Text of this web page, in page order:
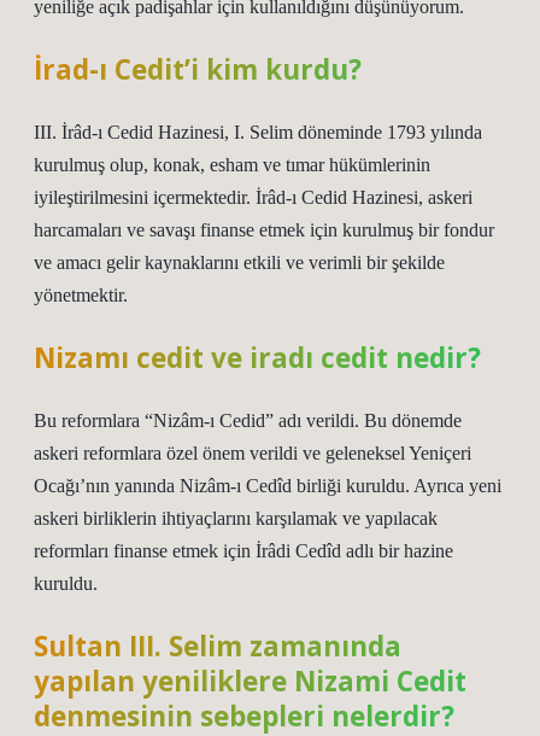
yeniliğe açık padişahlar için kullanıldığını düşünüyorum.
İrad-ı Cedit’i kim kurdu?
III. İrâd-ı Cedid Hazinesi, I. Selim döneminde 1793 yılında
kurulmuş olup, konak, esham ve tımar hükümlerinin
iyileştirilmesini içermektedir. İrâd-ı Cedid Hazinesi, askeri
harcamaları ve savaşı finanse etmek için kurulmuş bir fondur
ve amacı gelir kaynaklarını etkili ve verimli bir şekilde
yönetmektir.
Nizamı cedit ve iradı cedit nedir?
Bu reformlara “Nizâm-ı Cedid” adı verildi. Bu dönemde
askeri reformlara özel önem verildi ve geleneksel Yeniçeri
Ocağı’nın yanında Nizâm-ı Cedîd birliği kuruldu. Ayrıca yeni
askeri birliklerin ihtiyaçlarını karşılamak ve yapılacak
reformları finanse etmek için İrâdi Cedîd adlı bir hazine
kuruldu.
Sultan III. Selim zamanında
yapılan yeniliklere Nizami Cedit
denmesinin sebepleri nelerdir?